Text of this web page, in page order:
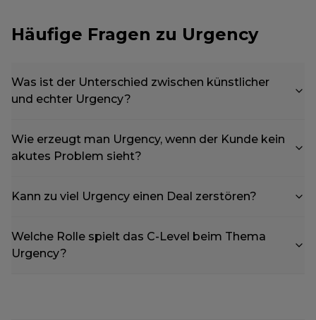
Häufige Fragen zu Urgency
Was ist der Unterschied zwischen künstlicher
und echter Urgency?
Wie erzeugt man Urgency, wenn der Kunde kein
akutes Problem sieht?
Kann zu viel Urgency einen Deal zerstören?
Welche Rolle spielt das C-Level beim Thema
Urgency?